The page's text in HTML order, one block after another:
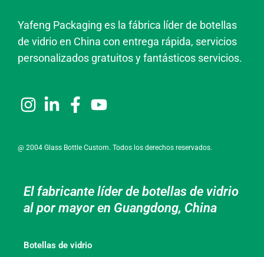
Yafeng Packaging es la fábrica líder de botellas
de vidrio en China con entrega rápida, servicios
personalizados gratuitos y fantásticos servicios.
@ 2004 Glass Bottle Custom. Todos los derechos reservados.
El fabricante líder de botellas de vidrio
al por mayor en Guangdong, China
Botellas de vidrio